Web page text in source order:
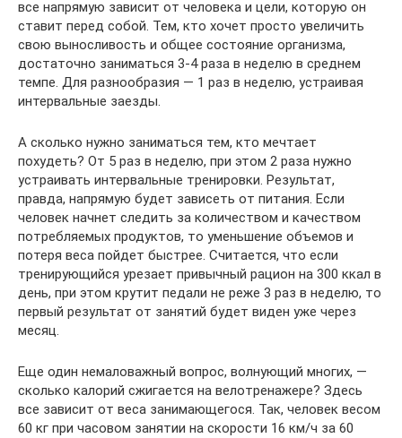
все напрямую зависит от человека и цели, которую он
ставит перед собой. Тем, кто хочет просто увеличить
свою выносливость и общее состояние организма,
достаточно заниматься 3-4 раза в неделю в среднем
темпе. Для разнообразия — 1 раз в неделю, устраивая
интервальные заезды.
А сколько нужно заниматься тем, кто мечтает
похудеть? От 5 раз в неделю, при этом 2 раза нужно
устраивать интервальные тренировки. Результат,
правда, напрямую будет зависеть от питания. Если
человек начнет следить за количеством и качеством
потребляемых продуктов, то уменьшение объемов и
потеря веса пойдет быстрее. Считается, что если
тренирующийся урезает привычный рацион на 300 ккал в
день, при этом крутит педали не реже 3 раз в неделю, то
первый результат от занятий будет виден уже через
месяц.
Еще один немаловажный вопрос, волнующий многих, —
сколько калорий сжигается на велотренажере? Здесь
все зависит от веса занимающегося. Так, человек весом
60 кг при часовом занятии на скорости 16 км/ч за 60